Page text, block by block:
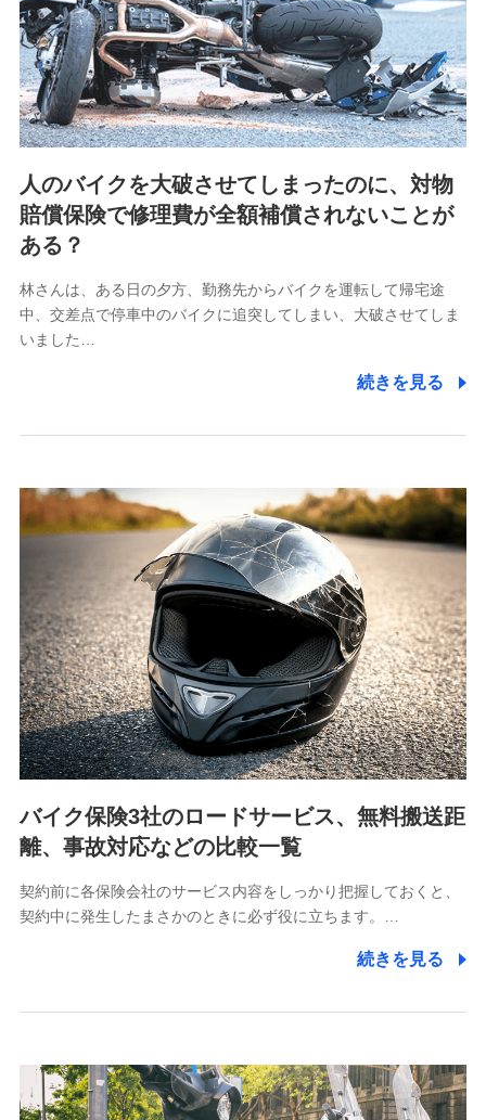
10.受託業務の 個人情報
受託業務の遂行およびこれらに準ずる業務の遂行のため
11.マイカー通勤管理クラウド並びに法人向けASPサー
ビスに関してのお問い合わせ情報
各種お問い合わせに対応するため
当社のサービスに関する情報提供や、皆様に有用なお知らせ
をお送りするため
アンケートの送付のため
当社のサービスや媒体の運営改善に必要なデータを解析し、
分析するため
当社の対応品質向上やお問い合わせ内容の正確な把握のため
個人情報保護管理者の職名、連絡先
〒103-0013 東京都中央区日本橋人形町2-14-10 アー
個人情報の第三者提供について
当社ではご本人の同意がある場合または法令に基づく場
合を除き、第三者に提供いたしません。
業務の委託
当社は利用目的の達成に必要な範囲内において個人情報
の取り扱いの全部または一部を委託する場合がありま
す。
個人データの共同利用
当社は株式会社NTTドコモとの間で、以下のとおり個
【共同して利用される利用データの項目】
取得した、以下の情報などの個人データ
氏名、電話番号、メールアドレス、お客さまの識別子、属
当社又は株式会社NTTドコモが提供する各種サービスなどの
ご契約・ご利用などに関する情報。例として、当社又は株式
会社NTTドコモが提供する各種サービスのご契約状態・ご利
人のバイクを大破させてしまったのに、対物
賠償保険で修理費が全額補償されないことが
ある？
林さんは、ある日の夕方、勤務先からバイクを運転して帰宅途
中、交差点で停車中のバイクに追突してしまい、大破させてしま
いました…
続きを見る
バイク保険3社のロードサービス、無料搬送距
離、事故対応などの比較一覧
契約前に各保険会社のサービス内容をしっかり把握しておくと、
契約中に発生したまさかのときに必ず役に立ちます。…
続きを見る